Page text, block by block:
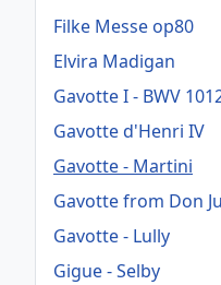
Filke Messe op80
Elvira Madigan
Gavotte I - BWV
Gavotte d'Henri IV
Gavotte - Martini
Gavotte from Don
Gavotte - Lully
Gigue - Selby